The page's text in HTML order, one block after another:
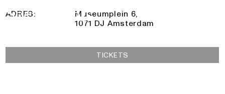
Logo See All This, linkt naar de homepage
ADRES:
Museumplein 6,
1071 DJ Amsterdam
TICKETS